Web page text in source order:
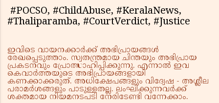
#POCSO, #ChildAbuse, #KeralaNews,
#Thaliparamba, #CourtVerdict, #Justice
ഇവിടെ വായനക്കാർക്ക് അഭിപ്രായങ്ങൾ
രേഖപ്പെടുത്താം. സ്വതന്ത്രമായ ചിന്തയും അഭിപ്രായ
പ്രകടനവും പ്രോത്സാഹിപ്പിക്കുന്നു. എന്നാൽ ഇവ
കെവാർത്തയുടെ അഭിപ്രായങ്ങളായി
കണക്കാക്കരുത്. അധിക്ഷേപങ്ങളും വിദ്വേഷ - അശ്ലീല
പരാമർശങ്ങളും പാടുള്ളതല്ല. ലംഘിക്കുന്നവർക്ക്
ശക്തമായ നിയമനടപടി നേരിടേണ്ടി വന്നേക്കാം.